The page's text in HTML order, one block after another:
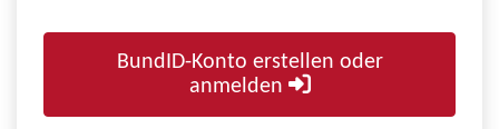
BundID-Konto erstellen oder
anmelden